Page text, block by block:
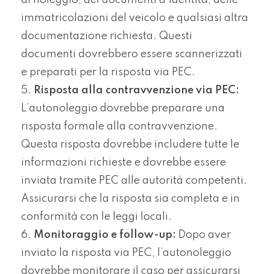
immatricolazioni del veicolo e qualsiasi altra
documentazione richiesta. Questi
documenti dovrebbero essere scannerizzati
e preparati per la risposta via PEC.
Risposta alla contravvenzione via PEC:
L’autonoleggio dovrebbe preparare una
risposta formale alla contravvenzione.
Questa risposta dovrebbe includere tutte le
informazioni richieste e dovrebbe essere
inviata tramite PEC alle autorità competenti.
Assicurarsi che la risposta sia completa e in
conformità con le leggi locali.
Monitoraggio e follow-up: Dopo aver
inviato la risposta via PEC, l’autonoleggio
dovrebbe monitorare il caso per assicurarsi